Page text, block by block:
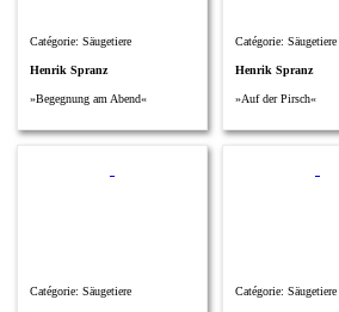
Catégorie: Säugetiere
Henrik Spranz
»Begegnung am Abend«
Catégorie: Säugetiere
Henrik Spranz
»Auf der Pirsch«
Catégorie: Säugetiere Catégorie: Säugetiere